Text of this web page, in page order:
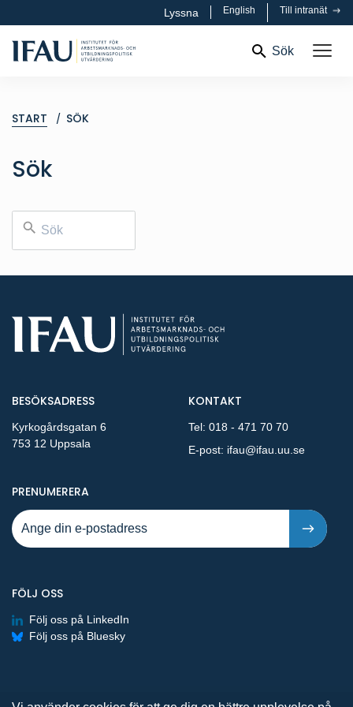
Lyssna English Till intranät
Sök
START SÖK
Sök
BESÖKSADRESS
Kyrkogårdsgatan 6
753 12 Uppsala
KONTAKT
Tel: 018 - 471 70 70
E-post: ifau@ifau.uu.se
PRENUMERERAPÅ NYA PUBLIKATIONER OCH
FÖLJ OSS
Följ oss på LinkedIn
Följ oss på Bluesky